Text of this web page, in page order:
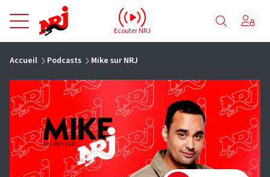
NRJ - Accueil
Ecouter NRJ
Accueil Podcasts Mike sur NRJ